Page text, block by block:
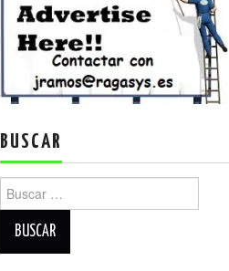
BUSCAR